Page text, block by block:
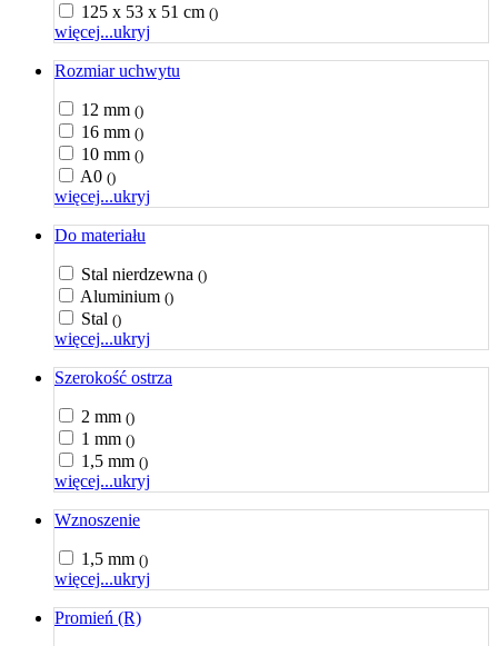
125 x 53 x 51 cm ()
więcej...ukryj
Rozmiar uchwytu
12 mm ()
16 mm ()
10 mm ()
A0 ()
więcej...ukryj
Do materiału
Stal nierdzewna ()
Aluminium ()
Stal ()
więcej...ukryj
Szerokość ostrza
2 mm ()
1 mm ()
1,5 mm ()
więcej...ukryj
Wznoszenie
1,5 mm ()
więcej...ukryj
Promień (R)